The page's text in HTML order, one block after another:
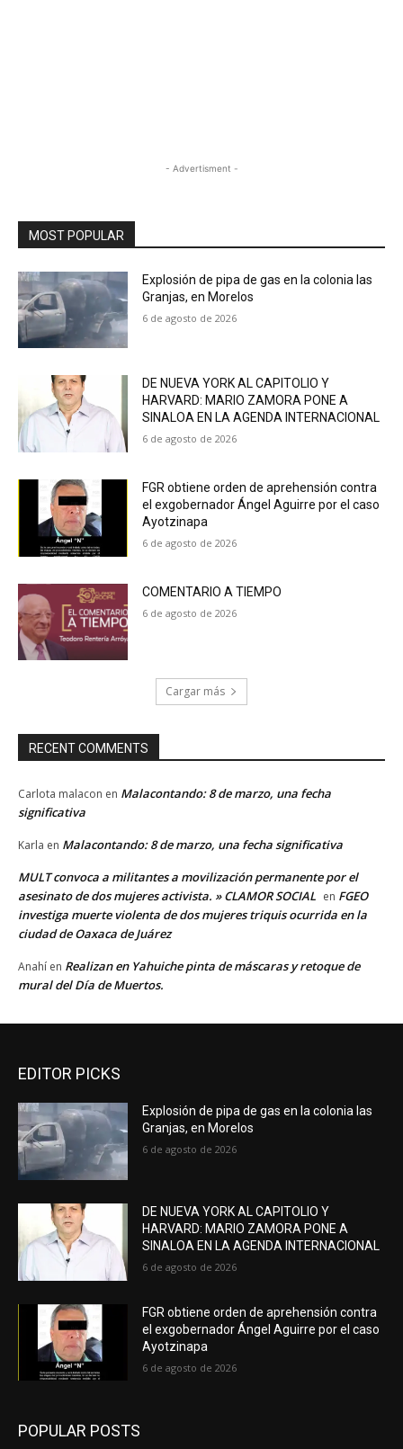
- Advertisment -
MOST POPULAR
Explosión de pipa de gas en la colonia las
Granjas, en Morelos
6 de agosto de 2026
DE NUEVA YORK AL CAPITOLIO Y
HARVARD: MARIO ZAMORA PONE A
SINALOA EN LA AGENDA INTERNACIONAL
6 de agosto de 2026
FGR obtiene orden de aprehensión contra
el exgobernador Ángel Aguirre por el caso
Ayotzinapa
6 de agosto de 2026
COMENTARIO A TIEMPO
6 de agosto de 2026
Cargar más
RECENT COMMENTS
Carlota malacon en Malacontando: 8 de marzo, una fecha
significativa
Karla en Malacontando: 8 de marzo, una fecha significativa
MULT convoca a militantes a movilización permanente por el
asesinato de dos mujeres activista. » CLAMOR SOCIAL en FGEO
investiga muerte violenta de dos mujeres triquis ocurrida en la
ciudad de Oaxaca de Juárez
Anahí en Realizan en Yahuiche pinta de máscaras y retoque de
mural del Día de Muertos.
EDITOR PICKS
Explosión de pipa de gas en la colonia las
Granjas, en Morelos
6 de agosto de 2026
DE NUEVA YORK AL CAPITOLIO Y
HARVARD: MARIO ZAMORA PONE A
SINALOA EN LA AGENDA INTERNACIONAL
6 de agosto de 2026
FGR obtiene orden de aprehensión contra
el exgobernador Ángel Aguirre por el caso
Ayotzinapa
6 de agosto de 2026
POPULAR POSTS